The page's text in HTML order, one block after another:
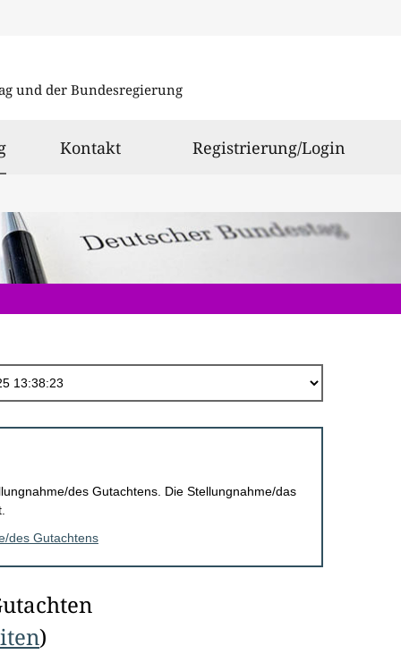
und der Bundesregierung
ausgewählt
Kontakt Registrierung/Login
des Gutachtens. Die Stellungnahme/das
des Gutachtens
)